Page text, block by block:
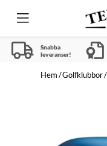
Snabba
leveranser!
Hem Golfklubbor